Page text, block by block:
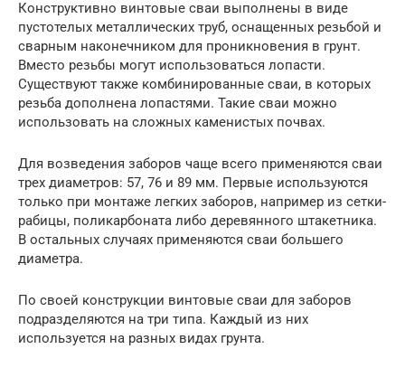
Конструктивно винтовые сваи выполнены в виде
пустотелых металлических труб, оснащенных резьбой и
сварным наконечником для проникновения в грунт.
Вместо резьбы могут использоваться лопасти.
Существуют также комбинированные сваи, в которых
резьба дополнена лопастями. Такие сваи можно
использовать на сложных каменистых почвах.
Для возведения заборов чаще всего применяются сваи
трех диаметров: 57, 76 и 89 мм. Первые используются
только при монтаже легких заборов, например из сетки-
рабицы, поликарбоната либо деревянного штакетника.
В остальных случаях применяются сваи большего
диаметра.
По своей конструкции винтовые сваи для заборов
подразделяются на три типа. Каждый из них
используется на разных видах грунта.